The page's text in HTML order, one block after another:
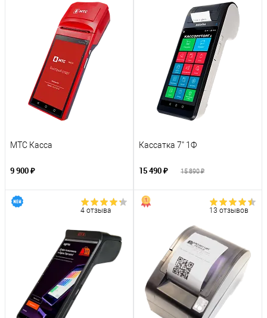
МТС Касса
9 900 ₽
Кассатка 7" 1Ф
15 490 ₽ 15 890 ₽
4 отзыва 13 отзывов